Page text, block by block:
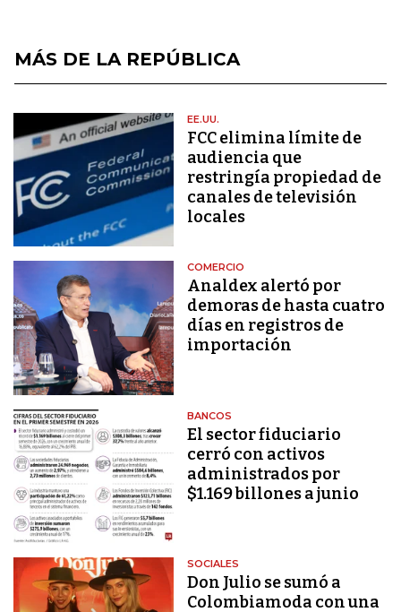
MÁS DE LA REPÚBLICA
EE.UU.
FCC elimina límite de
audiencia que
restringía propiedad de
canales de televisión
locales
COMERCIO
Analdex alertó por
demoras de hasta cuatro
días en registros de
importación
BANCOS
El sector fiduciario
cerró con activos
administrados por
$1.169 billones a junio
SOCIALES
Don Julio se sumó a
Colombiamoda con una